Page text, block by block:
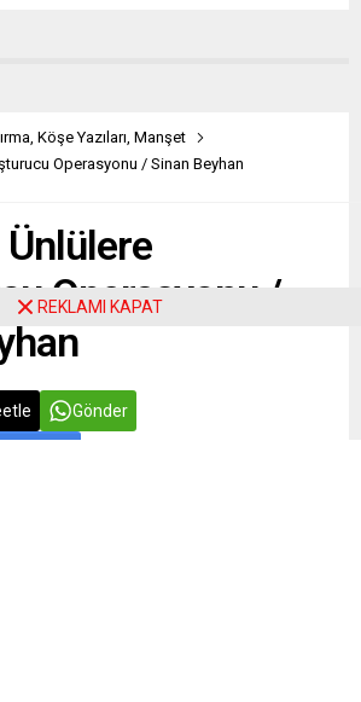
Köşe Yazıları Manşet
Operasyonu / Sinan Beyhan
Ünlülere
Operasyonu /
Gönder
REKLAMI KAPAT